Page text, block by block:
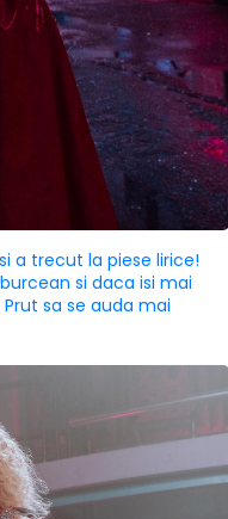
a trecut la piese lirice!
si daca isi mai
sa se auda mai